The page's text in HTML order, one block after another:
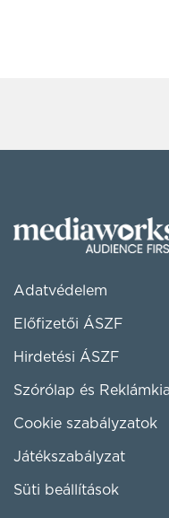
Adatvédelem
Előfizetői ÁSZF
Hirdetési ÁSZF
Szórólap és
Cookie szabályzatok
Játékszabályzat
Süti beállítások